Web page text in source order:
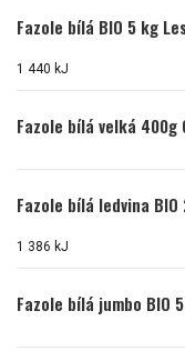
Fazole bílá BIO 5 kg
1 440 kJ
Fazole bílá velká 400g
Fazole bílá ledvina BIO
1 386 kJ
Fazole bílá jumbo BIO